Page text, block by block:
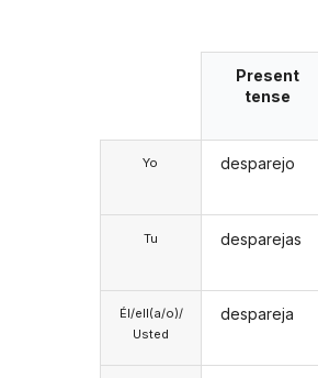
Yo
Tu
Él/ell(a/o)/
Usted
Present
tense
desparejo
desparejas
despareja